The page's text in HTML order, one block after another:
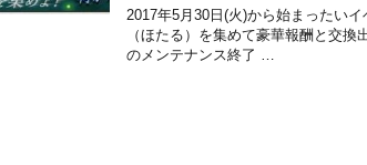
2017年5月30日(火)から始まったい
（ほたる）を集めて豪華報酬と交
のメンテナンス終了 …